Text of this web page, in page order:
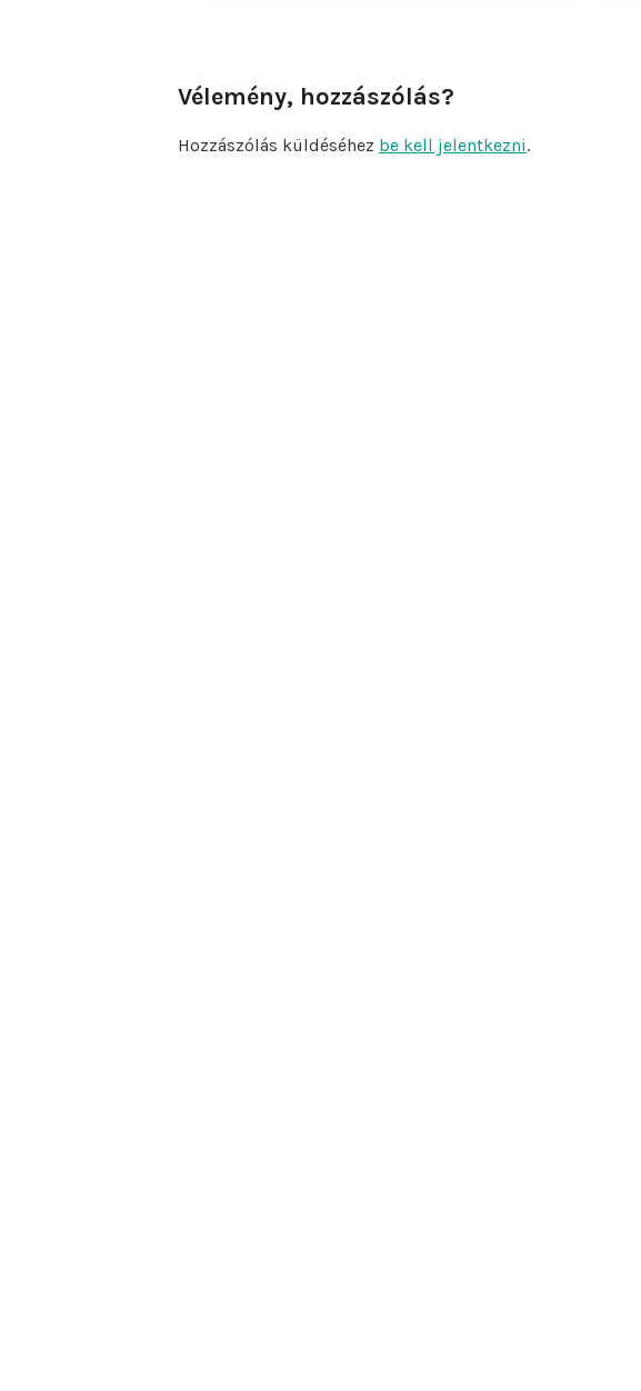
Vélemény, hozzászólás?
Hozzászólás küldéséhez be kell jelentkezni.